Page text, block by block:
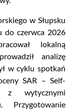
w Słupsku
do czerwca 2026
lokalną
analizę
w cyklu spotkań
SAR – Self-
z wytycznymi
Przygotowanie